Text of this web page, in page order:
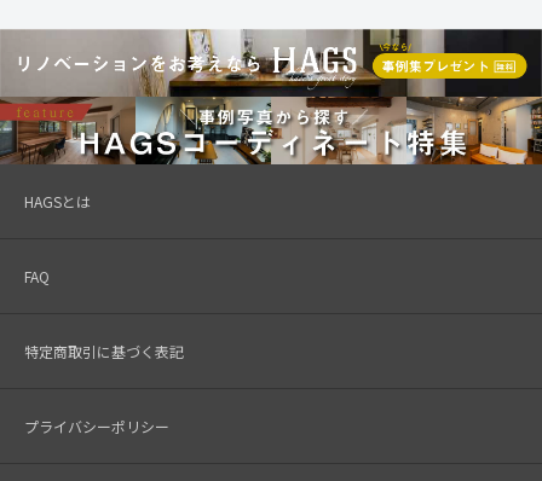
HAGSとは
FAQ
特定商取引に基づく表記
プライバシーポリシー